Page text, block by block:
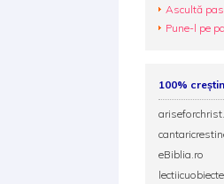
Ascultă
Pune-l pe
100% creștin
eBiblia.ro